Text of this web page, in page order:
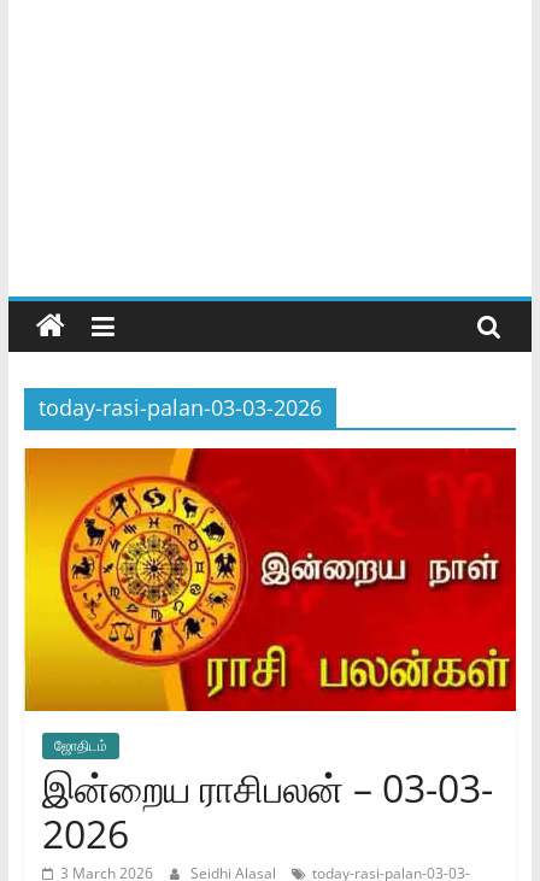
today-rasi-palan-03-03-2026
ஜோ‌திட‌ம்
இன்றைய ராசிபலன் – 03-03-
2026
3 March 2026 Seidhi Alasal
today-rasi-palan-03-03-